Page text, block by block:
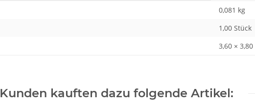
0,081 kg
1,00 Stück
3,60 ×
Kunden kauften dazu folgende Artikel: